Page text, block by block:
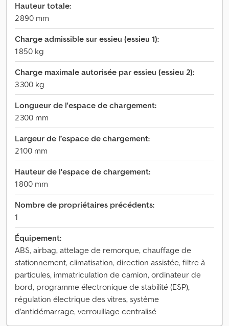
Hauteur totale:
2 890 mm
Charge admissible sur essieu (essieu 1):
1 850 kg
Charge maximale autorisée par essieu (essieu 2):
3 300 kg
Longueur de l'espace de chargement:
2 300 mm
Largeur de l’espace de chargement:
2 100 mm
Hauteur de l'espace de chargement:
1 800 mm
Nombre de propriétaires précédents:
1
Équipement:
ABS, airbag, attelage de remorque, chauffage de
stationnement, climatisation, direction assistée, filtre à
particules, immatriculation de camion, ordinateur de
bord, programme électronique de stabilité (ESP),
régulation électrique des vitres, système
d'antidémarrage, verrouillage centralisé